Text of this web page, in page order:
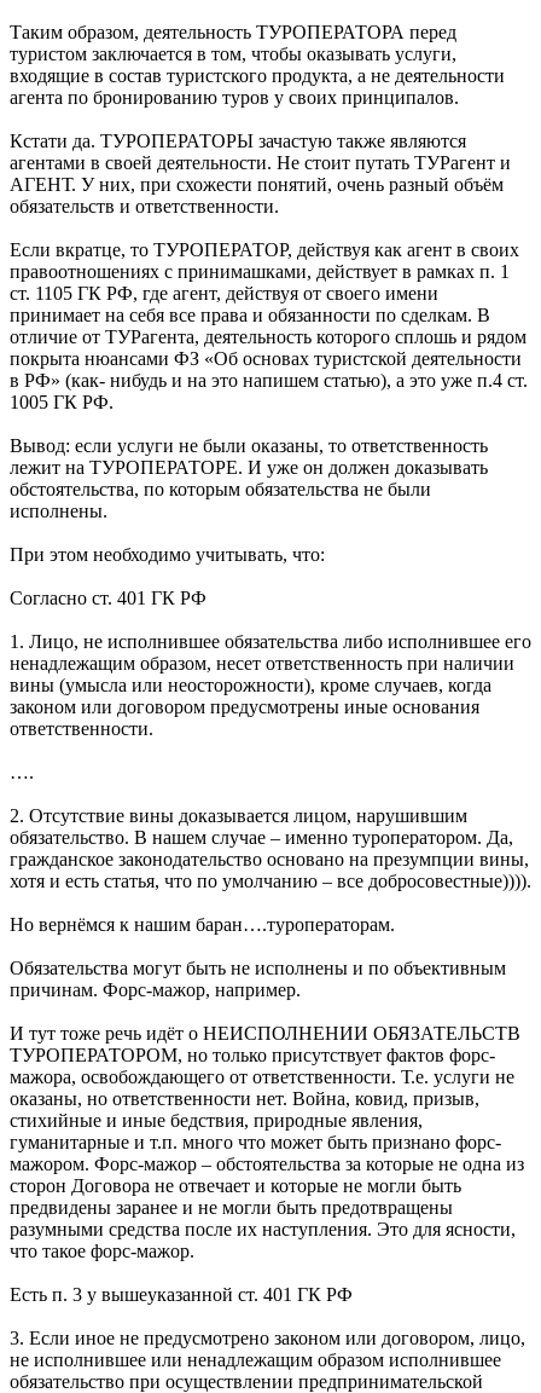
Таким образом, деятельность ТУРОПЕРАТОРА перед
туристом заключается в том, чтобы оказывать услуги,
входящие в состав туристского продукта, а не деятельности
агента по бронированию туров у своих принципалов.
Кстати да. ТУРОПЕРАТОРЫ зачастую также являются
агентами в своей деятельности. Не стоит путать ТУРагент и
АГЕНТ. У них, при схожести понятий, очень разный объём
обязательств и ответственности.
Если вкратце, то ТУРОПЕРАТОР, действуя как агент в своих
правоотношениях с принимашками, действует в рамках п. 1
ст. 1105 ГК РФ, где агент, действуя от своего имени
принимает на себя все права и обязанности по сделкам. В
отличие от ТУРагента, деятельность которого сплошь и рядом
покрыта нюансами ФЗ «Об основах туристской деятельности
в РФ» (как- нибудь и на это напишем статью), а это уже п.4 ст.
1005 ГК РФ.
Вывод: если услуги не были оказаны, то ответственность
лежит на ТУРОПЕРАТОРЕ. И уже он должен доказывать
обстоятельства, по которым обязательства не были
исполнены.
При этом необходимо учитывать, что:
Согласно ст. 401 ГК РФ
1. Лицо, не исполнившее обязательства либо исполнившее его
ненадлежащим образом, несет ответственность при наличии
вины (умысла или неосторожности), кроме случаев, когда
законом или договором предусмотрены иные основания
ответственности.
….
2. Отсутствие вины доказывается лицом, нарушившим
обязательство. В нашем случае – именно туроператором. Да,
гражданское законодательство основано на презумпции вины,
хотя и есть статья, что по умолчанию – все добросовестные)))).
Но вернёмся к нашим баран….туроператорам.
Обязательства могут быть не исполнены и по объективным
причинам. Форс-мажор, например.
И тут тоже речь идёт о НЕИСПОЛНЕНИИ ОБЯЗАТЕЛЬСТВ
ТУРОПЕРАТОРОМ, но только присутствует фактов форс-
мажора, освобождающего от ответственности. Т.е. услуги не
оказаны, но ответственности нет. Война, ковид, призыв,
стихийные и иные бедствия, природные явления,
гуманитарные и т.п. много что может быть признано форс-
мажором. Форс-мажор – обстоятельства за которые не одна из
сторон Договора не отвечает и которые не могли быть
предвидены заранее и не могли быть предотвращены
разумными средства после их наступления. Это для ясности,
что такое форс-мажор.
Есть п. 3 у вышеуказанной ст. 401 ГК РФ
3. Если иное не предусмотрено законом или договором, лицо,
не исполнившее или ненадлежащим образом исполнившее
обязательство при осуществлении предпринимательской